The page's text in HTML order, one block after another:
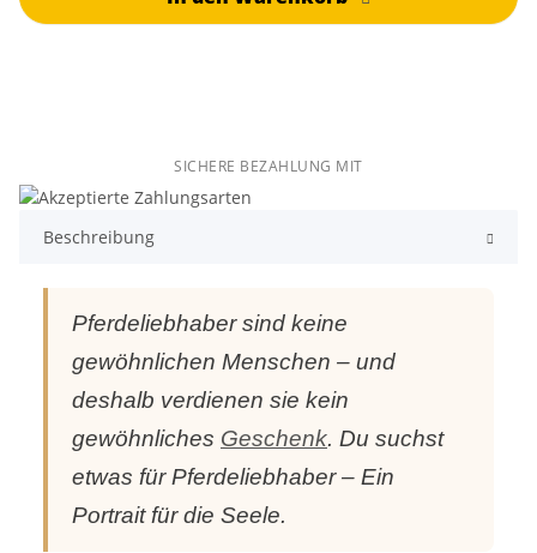
SICHERE BEZAHLUNG MIT
Beschreibung
Pferdeliebhaber sind keine
gewöhnlichen Menschen – und
deshalb verdienen sie kein
gewöhnliches Geschenk. Du suchst
etwas für Pferdeliebhaber – Ein
Portrait für die Seele.